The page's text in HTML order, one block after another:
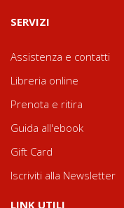
SERVIZI
Assistenza e contatti
Libreria online
Prenota e ritira
Guida all'ebook
Gift Card
Iscriviti alla Newsletter
LINK UTILI